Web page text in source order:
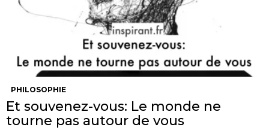
PHILOSOPHIE
Et souvenez-vous: Le monde ne
tourne pas autour de vous